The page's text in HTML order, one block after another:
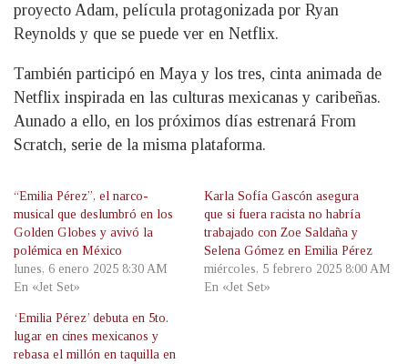
proyecto Adam, película protagonizada por Ryan
Reynolds y que se puede ver en Netflix.
También participó en Maya y los tres, cinta animada de
Netflix inspirada en las culturas mexicanas y caribeñas.
Aunado a ello, en los próximos días estrenará From
Scratch, serie de la misma plataforma.
“Emilia Pérez”, el narco-
musical que deslumbró en los
Golden Globes y avivó la
polémica en México
lunes, 6 enero 2025 8:30 AM
En «Jet Set»
Karla Sofía Gascón asegura
que si fuera racista no habría
trabajado con Zoe Saldaña y
Selena Gómez en Emilia Pérez
miércoles, 5 febrero 2025 8:00 AM
En «Jet Set»
‘Emilia Pérez’ debuta en 5to.
lugar en cines mexicanos y
rebasa el millón en taquilla en